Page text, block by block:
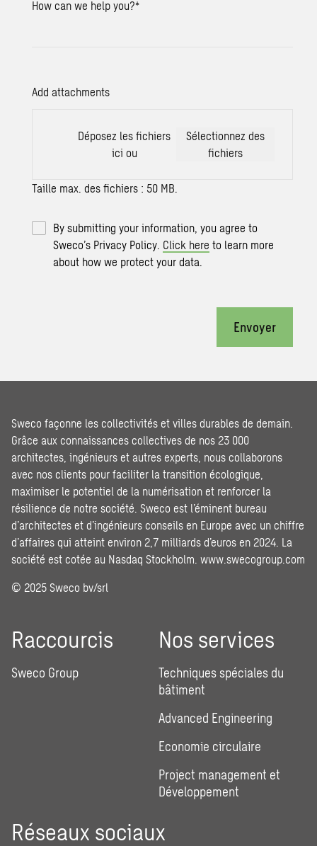
How can we help you?*
Add attachments
Déposez les fichiers
ici ou
Sélectionnez des
fichiers
Taille max. des fichiers : 50 MB.
By submitting your information, you agree to
Sweco’s Privacy Policy. Click here to learn more
about how we protect your data.
Envoyer
Sweco façonne les collectivités et villes durables de demain.
Grâce aux connaissances collectives de nos 23 000
architectes, ingénieurs et autres experts, nous collaborons
avec nos clients pour faciliter la transition écologique,
maximiser le potentiel de la numérisation et renforcer la
résilience de notre société. Sweco est l’éminent bureau
d’architectes et d’ingénieurs conseils en Europe avec un chiffre
d’affaires qui atteint environ 2,7 milliards d’euros en 2024. La
société est cotée au Nasdaq Stockholm. www.swecogroup.com
© 2025 Sweco bv/srl
Raccourcis
Sweco Group
Nos services
Techniques spéciales du
bâtiment
Advanced Engineering
Economie circulaire
Project management et
Développement
Réseaux sociaux